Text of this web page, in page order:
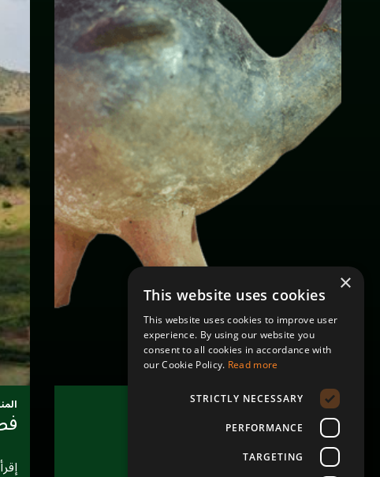
المناظر الطبيعية الخلابة
وعاء على شكل نعامة
إقرأ المزيد
×
This website uses cookies
This website uses cookies to improve user
experience. By using our website you
consent to all cookies in accordance with
our Cookie Policy. Read more
STRICTLY NECESSARY
PERFORMANCE
TARGETING